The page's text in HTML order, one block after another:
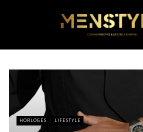
HORLOGES LIFESTYLE